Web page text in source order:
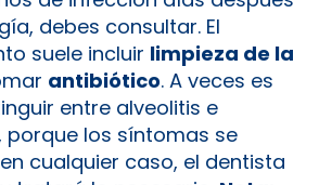
debes consultar. El
suele incluir limpieza de la
antibiótico. A veces es
entre alveolitis e
porque los síntomas se
cualquier caso, el dentista